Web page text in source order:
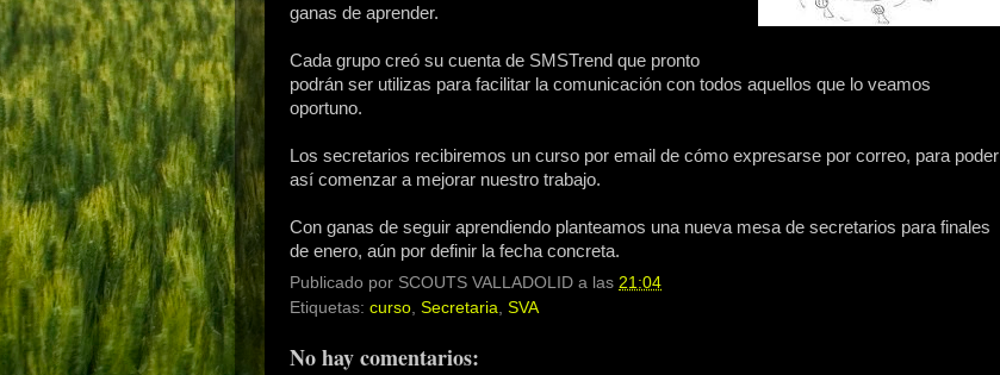
ganas de aprender.
Cada grupo creó su cuenta de SMSTrend que pronto
podrán ser utilizas para facilitar la comunicación con todos aquellos que lo veamos
oportuno.
Los secretarios recibiremos un curso por email de cómo expresarse por correo, para poder
así comenzar a mejorar nuestro trabajo.
Con ganas de seguir aprendiendo planteamos una nueva mesa de secretarios para finales
de enero, aún por definir la fecha concreta.
Publicado por SCOUTS VALLADOLID a las 21:04
Etiquetas: curso, Secretaria, SVA
No hay comentarios: